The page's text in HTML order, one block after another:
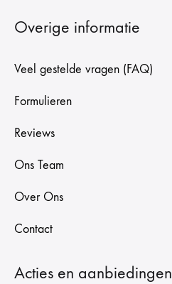
Overige informatie
Veel gestelde vragen (FAQ)
Formulieren
Reviews
Ons Team
Over Ons
Contact
Acties en aanbiedingen